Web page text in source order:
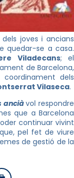
joves i ancians
quedar-se a casa.
Viladecans; el
de Barcelona,
dels
Vilaseca.
anciàvol respondre
que a Barcelona
continuar vivint
pel fet de viure
de gestió de la